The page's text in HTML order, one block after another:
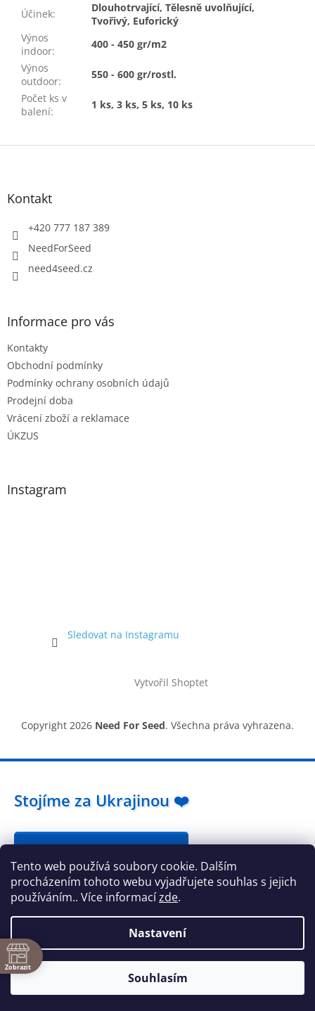
Tento web používá soubory cookie. Dalším
procházením tohoto webu vyjadřujete souhlas s jejich
používáním.. Více informacízde.
Nastavení
Souhlasím
Účinek:
Dlouhotrvající, Tělesně uvolňující,
Tvořivý, Euforický
Výnos
indoor:
400 - 450 gr/m2
Výnos
outdoor:
550 - 600 gr/rostl.
Počet ks v
balení:
1 ks, 3 ks, 5 ks, 10 ks
Z
Kontakt
+420 777 187 389
NeedForSeed
need4seed.cz
Informace pro vás
Kontakty
Obchodní podmínky
Podmínky ochrany osobních údajů
Prodejní doba
Vrácení zboží a reklamace
ÚKZUS
Instagram
Sledovat na Instagramu
Vytvořil Shoptet
Copyright 2026 Need For Seed. Všechna práva vyhrazena.
Zobrazit
Stojíme za Ukrajinou ❤️